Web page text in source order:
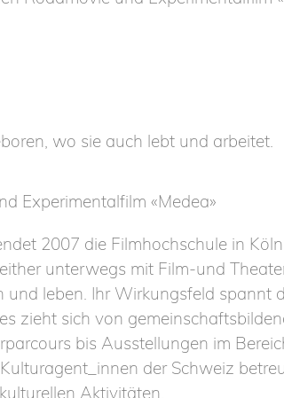
wo sie auch lebt und arbeitet.
Experimentalfilm «Medea»
2007 die Filmhochschule in
unterwegs mit Film-und
leben. Ihr Wirkungsfeld spannt
zieht sich von
bis Ausstellungen im
der Schweiz
Aktivitäten.